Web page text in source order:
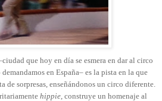
que hoy en día se esmera en dar al circo
en España– es la pista en la que
de sorpresas, enseñándonos un circo diferente.
hippie , construye un homenaje al